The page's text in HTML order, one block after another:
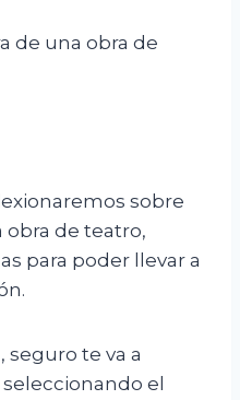
de una obra de
sobre
obra de teatro,
para poder llevar a
seguro te va a
el